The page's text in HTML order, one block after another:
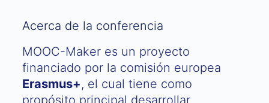
Acerca de la conferencia
MOOC-Maker es un proyecto
financiado por la comisión europea
Erasmus+, el cual tiene como
propósito principal desarrollar